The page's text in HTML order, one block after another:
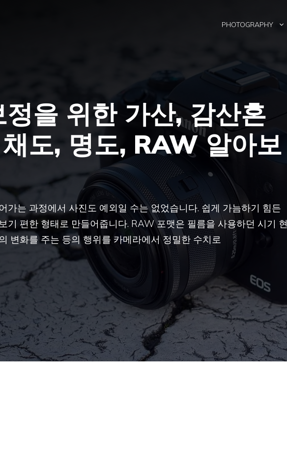
PHOTOGRAPHY
을 위한 가산, 감산혼
도, 명도, RAW 알아보
가는 과정에서 사진도 예외일 수는 없었습니다. 쉽게 가늠하기 힘든
기 편한 형태로 만들어줍니다. RAW 포맷은 필름을 사용하던 시기 현
변화를 주는 등의 행위를 카메라에서 정밀한 수치로